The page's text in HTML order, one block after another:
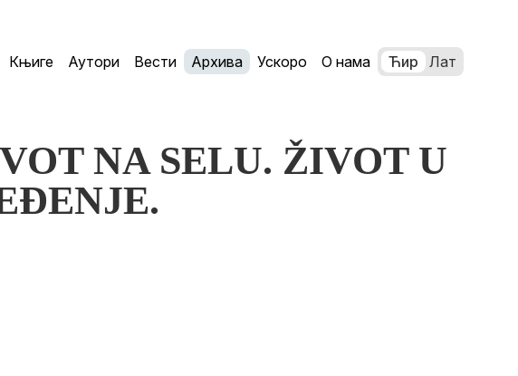
Књиге Аутори Вести Архива Ускоро О нама Ћир Лат
NA SELU. ŽIVOT U